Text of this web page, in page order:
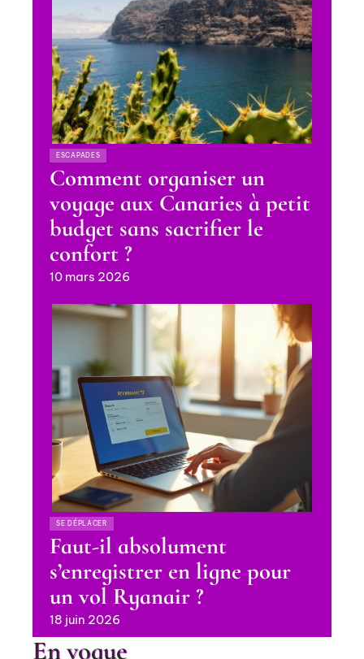
ESCAPADES
Comment organiser un
voyage aux Canaries à petit
budget sans sacrifier le
confort ?
10 mars 2026
SE DÉPLACER
Faut-il absolument
s’enregistrer en ligne pour
un vol Ryanair ?
18 juin 2026
En vogue